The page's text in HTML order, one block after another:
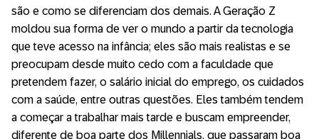
são e como se diferenciam dos demais. A Geração Z
moldou sua forma de ver o mundo a partir da tecnologia
que teve acesso na infância; eles são mais realistas e se
preocupam desde muito cedo com a faculdade que
pretendem fazer, o salário inicial do emprego, os cuidados
com a saúde, entre outras questões. Eles também tendem
a começar a trabalhar mais tarde e buscam empreender,
diferente de boa parte dos Millennials, que passaram boa